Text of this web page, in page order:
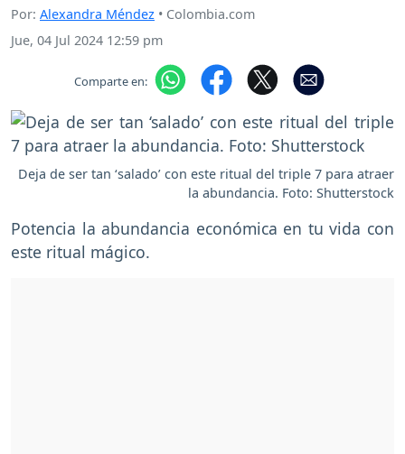
Por: Alexandra Méndez • Colombia.com
Jue, 04 Jul 2024 12:59 pm
Comparte en:
Deja de ser tan ‘salado’ con este ritual del triple 7 para atraer
la abundancia. Foto: Shutterstock
Potencia la abundancia económica en tu vida con
este ritual mágico.